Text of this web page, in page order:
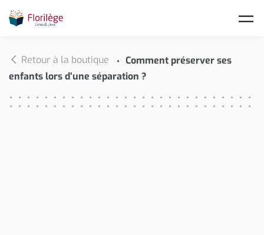
Retour à la boutique
Comment préserver ses
enfants lors d’une séparation ?